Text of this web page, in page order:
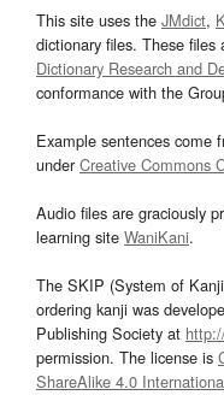
This site uses the JMdict,
dictionary files. These
Dictionary Research and
conformance with the
Example sentences come
underCreative Commons
Audio files are graciously
learning site WaniKani.
The SKIP (System of
ordering kanji was
Publishing Society at
permission. The license is
ShareAlike 4.0